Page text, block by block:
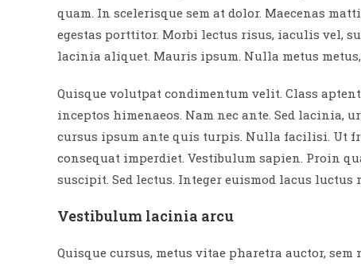
quam. In scelerisque sem at dolor. Maecenas
egestas porttitor. Morbi lectus risus, iaculis vel,
lacinia aliquet. Mauris ipsum. Nulla metus
Quisque volutpat condimentum velit. Class
inceptos himenaeos. Nam nec ante. Sed
cursus ipsum ante quis turpis. Nulla facilisi. Ut
consequat imperdiet. Vestibulum sapien. Proin
suscipit. Sed lectus. Integer euismod lacus luctus
Vestibulum lacinia arcu
Quisque cursus, metus vitae pharetra auctor,